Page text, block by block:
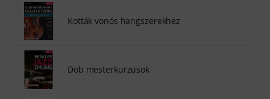
Kották vonós hangszerekhez
Dob mesterkurzusok